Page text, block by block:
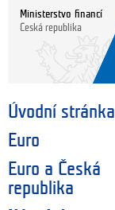
Ministerstvo financí
Česká republika
Úvodní stránka
Euro
Euro a Česká
republika